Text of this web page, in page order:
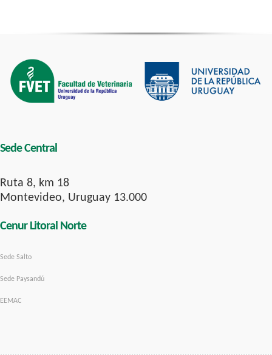
Sede Central
Ruta 8, km 18
Montevideo, Uruguay 13.000
Cenur Litoral Norte
Sede Salto
Sede Paysandú
EEMAC